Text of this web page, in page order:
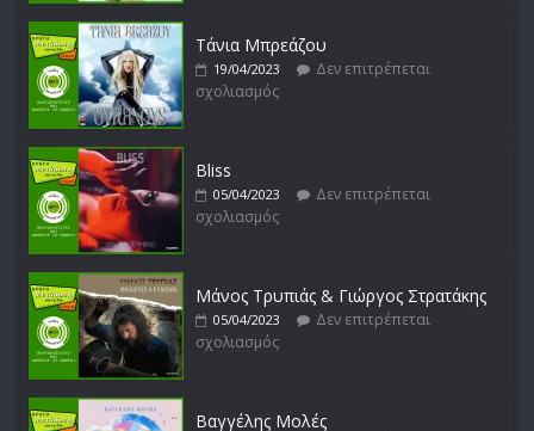
σχολιασμός
Τάνια Μπρεάζου
19/04/2023
Δεν επιτρέπεται
σχολιασμός
Bliss
05/04/2023
Δεν επιτρέπεται
σχολιασμός
Μάνος Τρυπιάς & Γιώργος Στρατάκης
05/04/2023
Δεν επιτρέπεται
σχολιασμός
Βαγγέλης Μολές